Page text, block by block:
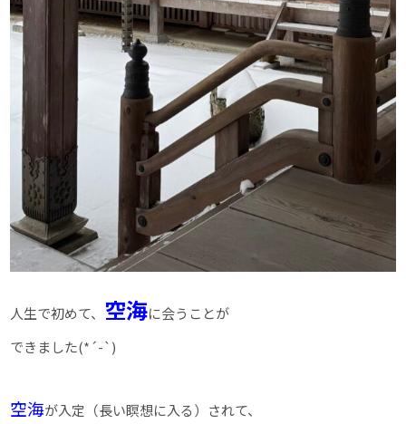
人生で初めて、 空海に会うことが
できました(*´-`)
空海が入定（長い瞑想に入る）されて、